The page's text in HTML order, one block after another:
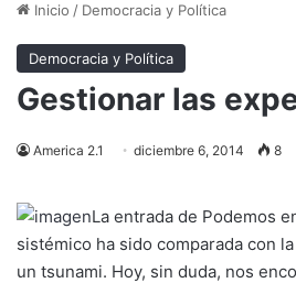
Inicio / Democracia y Política
Democracia y Política
Gestionar las
America 2.1 diciembre 6, 2014 8
La entrada de Podemos
sistémico ha sido comparada con
un tsunami. Hoy, sin duda, nos